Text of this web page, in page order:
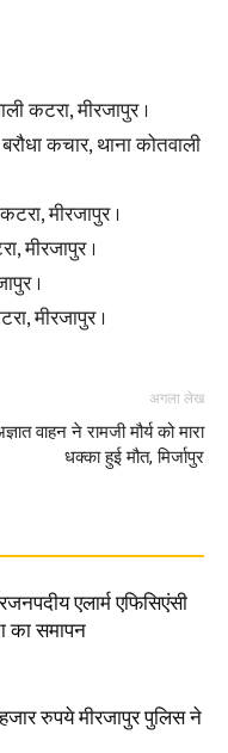
कटरा, मीरजापुर ।
कचार, थाना कोतवाली
मीरजापुर ।
मीरजापुर ।
।
मीरजापुर ।
अगला लेख
वाहन ने रामजी मौर्य को मारा
धक्का हुई मौत, मिर्जापुर
एलार्म एफिसिएंसी
का समापन
रुपये मीरजापुर पुलिस ने